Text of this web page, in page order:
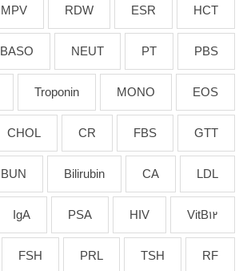
HCT
ESR
RDW
MPV
PBS
PT
NEUT
BASO
EOS
MONO
Troponin
GTT
FBS
CR
CHOL
LDL
CA
Bilirubin
BUN
VitB12
HIV
PSA
IgA
RF
TSH
PRL
FSH